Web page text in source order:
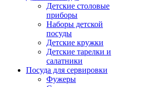
Детские столовые
приборы
Наборы детской
посуды
Детские кружки
Детские тарелки и
салатники
Посуда для сервировки
Фужеры